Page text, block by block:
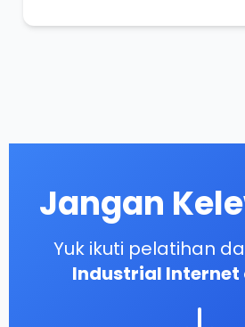
Jangan
Yuk ikuti pelatihan
Industrial Internet